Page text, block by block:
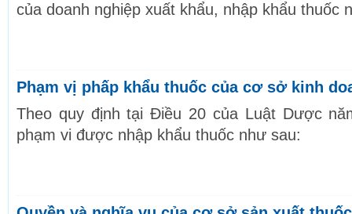
của doanh nghiệp xuất khẩu, nhập khẩu thuốc
Phạm vị phấp khẩu thuốc của cơ sở kinh
Theo quy định tại Điều 20 của Luật Dược
phạm vi được nhập khẩu thuốc như sau: